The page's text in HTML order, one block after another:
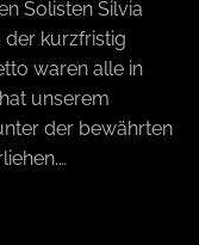
Solisten Silvia
der kurzfristig
waren alle in
unserem
der bewährten